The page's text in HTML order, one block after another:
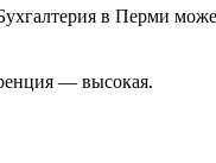
в Перми
— высокая.